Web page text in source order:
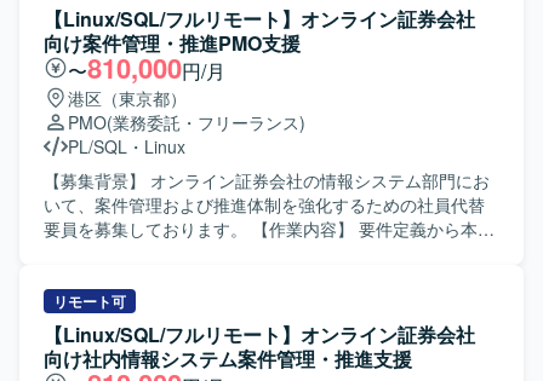
【Linux/SQL/フルリモート】オンライン証券会社
向け案件管理・推進PMO支援
〜810,000円/月
港区（東京都）
PMO(業務委託・フリーランス)
PL/SQL ・ Linux
【募集背景】 オンライン証券会社の情報システム部門にお
いて、案件管理および推進体制を強化するための社員代替
要員を募集しております。 【作業内容】 要件定義から本番
プロジェクト計画書を作成していただきます。設計からテ
ストフェーズにかけては、外部ベンダーへの委託に伴うベ
ンダーコントロールを実施し、進捗・課題・品質・コスト
の管理を行います。また、社内の品質管理部門に対して品
リモート可
【Linux/SQL/フルリモート】オンライン証券会社
向け社内情報システム案件管理・推進支援